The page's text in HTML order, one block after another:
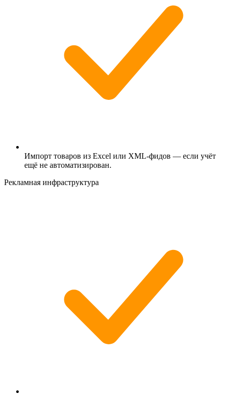
Импорт товаров из Excel или XML-фидов — если учёт
ещё не автоматизирован.
Рекламная инфраструктура